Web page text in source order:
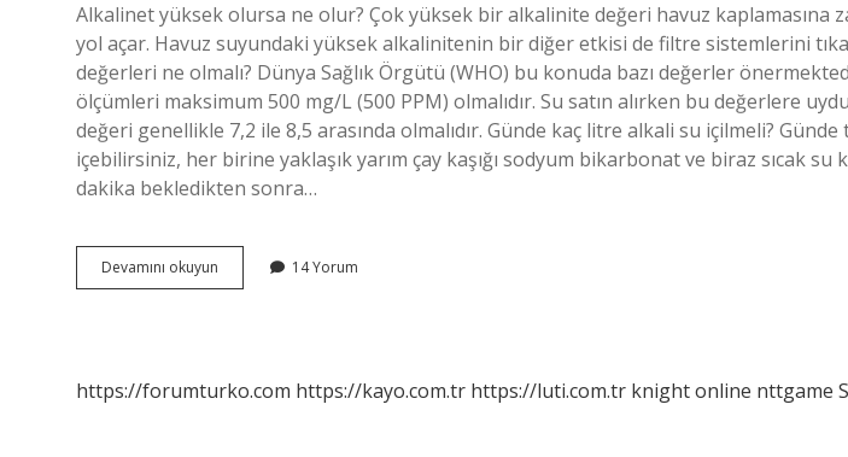
Alkalinet yüksek olursa ne olur? Çok yüksek bir alkalinite değeri havuz kaplamasına
yol açar. Havuz suyundaki yüksek alkalinitenin bir diğer etkisi de filtre sistemlerini
değerleri ne olmalı? Dünya Sağlık Örgütü (WHO) bu konuda bazı değerler
ölçümleri maksimum 500 mg/L (500 PPM) olmalıdır. Su satın alırken bu değerlere
değeri genellikle 7,2 ile 8,5 arasında olmalıdır. Günde kaç litre alkali su içilmeli?
içebilirsiniz, her birine yaklaşık yarım çay kaşığı sodyum bikarbonat ve biraz sıcak su
dakika bekledikten sonra…
Devamını okuyun
Suyunda
14 Yorum
https://forumturko.com https://kayo.com.tr https://luti.com.tr knight online nttgame